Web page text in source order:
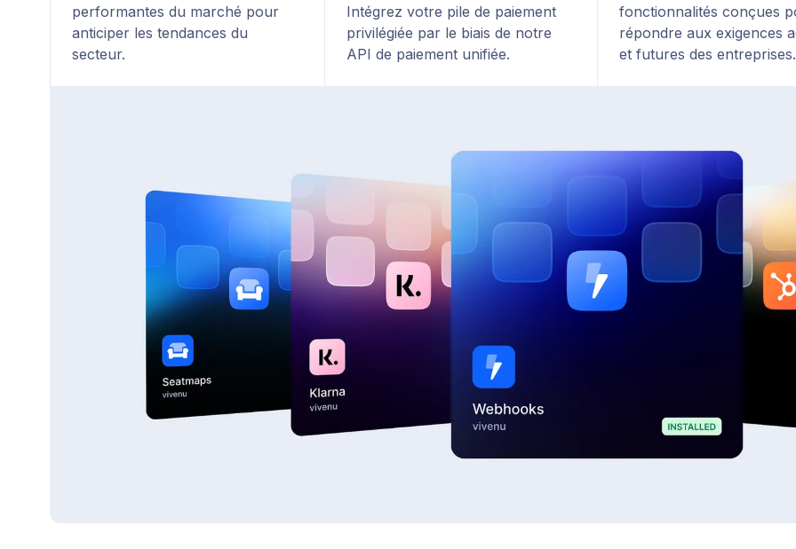
performantes du marché pour
anticiper les tendances du
secteur.
Intégrez votre pile de paiement
privilégiée par le biais de notre
API de paiement unifiée.
fonctionnalités conçues
répondre aux exigences
et futures des entreprises.